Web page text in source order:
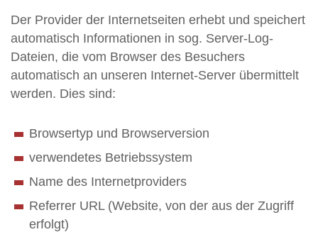
Der Provider der Internetseiten erhebt und speichert
automatisch Informationen in sog. Server-Log-
Dateien, die vom Browser des Besuchers
automatisch an unseren Internet-Server übermittelt
werden. Dies sind:
Browsertyp und Browserversion
verwendetes Betriebssystem
Name des Internetproviders
Referrer URL (Website, von der aus der Zugriff
erfolgt)